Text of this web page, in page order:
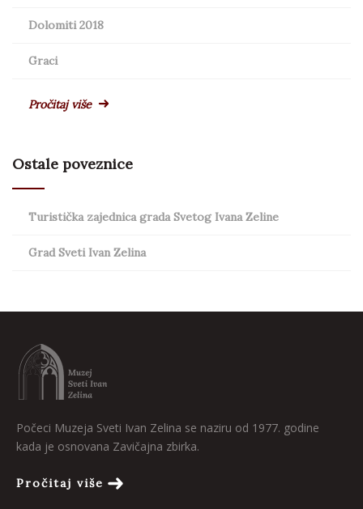
Dolomiti 2018
Graci
Pročitaj više
Ostale poveznice
Turistička zajednica grada Svetog Ivana Zeline
Grad Sveti Ivan Zelina
Počeci Muzeja Sveti Ivan Zelina se naziru od 1977. godine
kada je osnovana Zavičajna zbirka.
Pročitaj više